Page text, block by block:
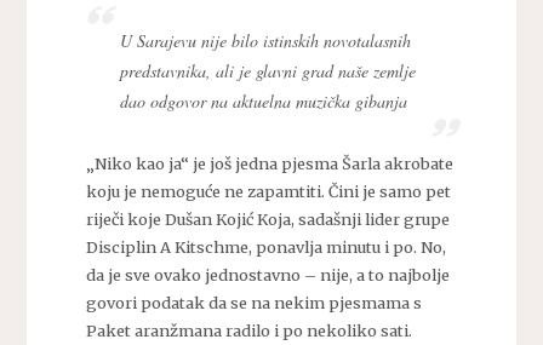
U Sarajevu nije bilo istinskih novotalasnih
predstavnika, ali je glavni grad naše zemlje
dao odgovor na aktuelna muzička gibanja
„Niko kao ja“ je još jedna pjesma Šarla akrobate
koju je nemoguće ne zapamtiti. Čini je samo pet
riječi koje Dušan Kojić Koja, sadašnji lider grupe
Disciplin A Kitschme, ponavlja minutu i po. No,
da je sve ovako jednostavno – nije, a to najbolje
govori podatak da se na nekim pjesmama s
Paket aranžmana radilo i po nekoliko sati.